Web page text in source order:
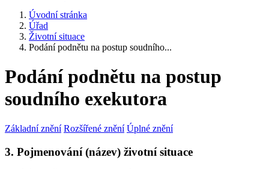
Úvodní stránka
Úřad
Životní situace
Podání podnětu na postup soudního...
Podání podnětu na postup
soudního exekutora
Základní znění Rozšířené znění Úplné znění
3. Pojmenování (název) životní situace